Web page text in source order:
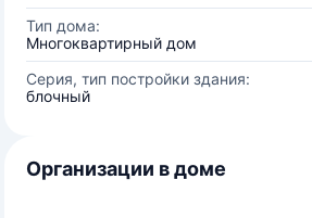
Тип дома:
Многоквартирный дом
Серия, тип постройки здания:
блочный
Организации в доме